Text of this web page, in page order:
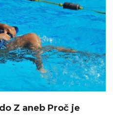
Z aneb Proč je